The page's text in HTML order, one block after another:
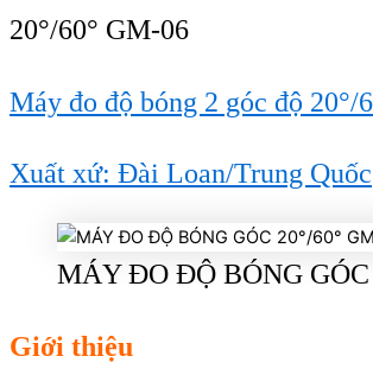
20°/60° GM-06
Máy đo độ bóng 2 góc độ 20°/
Xuất xứ: Đài Loan/Trung Quốc
MÁY ĐO ĐỘ BÓNG GÓC
Giới thiệu